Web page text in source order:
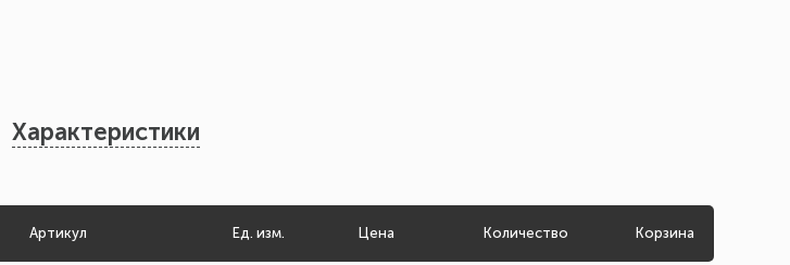
Характеристики
Артикул Ед. изм. Цена Количество Корзина